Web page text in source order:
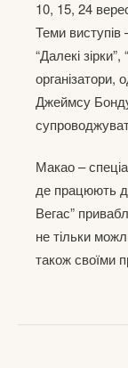
10, 15, 24
Теми виступів
“Далекі
організатори,
Джеймсу
Макао –
де працюють
Вегас”
не тільки
також своїми